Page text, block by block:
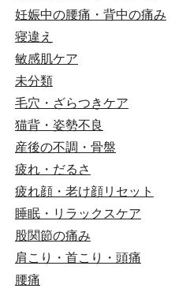
妊娠中の腰痛・背中の痛み
寝違え
敏感肌ケア
未分類
毛穴・ざらつきケア
猫背・姿勢不良
産後の不調・骨盤
疲れ・だるさ
疲れ顔・老け顔リセット
睡眠・リラックスケア
股関節の痛み
肩こり・首こり・頭痛
腰痛